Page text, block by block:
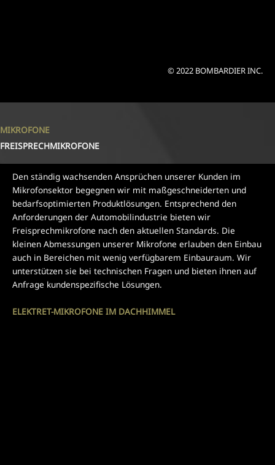
© 2022 BOMBARDIER INC.
MIKROFONE
FREISPRECHMIKROFONE
Den ständig wachsenden Ansprüchen unserer Kunden im
Mikrofonsektor begegnen wir mit maßgeschneiderten und
bedarfsoptimierten Produktlösungen. Entsprechend den
Anforderungen der Automobilindustrie bieten wir
Freisprechmikrofone nach den aktuellen Standards. Die
kleinen Abmessungen unserer Mikrofone erlauben den Einbau
auch in Bereichen mit wenig verfügbarem Einbauraum. Wir
unterstützen sie bei technischen Fragen und bieten ihnen auf
Anfrage kundenspezifische Lösungen.
ELEKTRET-MIKROFONE IM DACHHIMMEL